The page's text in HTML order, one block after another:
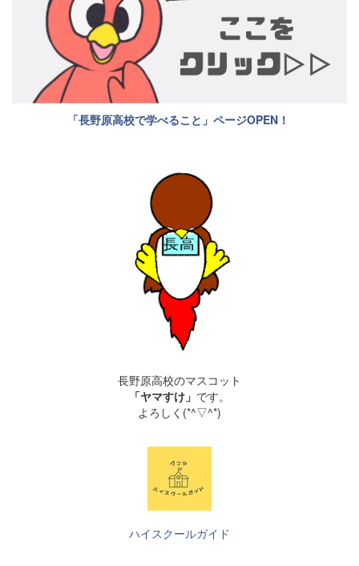
「長野原高校で学べること」ページOPEN！
長野原高校のマスコット
「ヤマすけ」 です。
よろしく(*^▽^*)
ハイスクールガイド